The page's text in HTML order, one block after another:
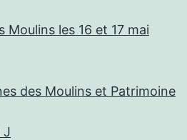
Moulins les 16 et 17 mai
des Moulins et Patrimoine
J